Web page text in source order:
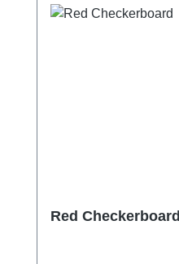
Red Checkerboard